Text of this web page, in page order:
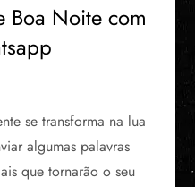
Boa Noite com
se transforma na lua
algumas palavras
que tornarão o seu